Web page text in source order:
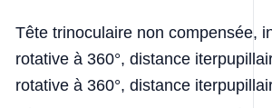
Tête trinoculaire non compensée,
rotative à 360°, distance
rotative à 360°, distance